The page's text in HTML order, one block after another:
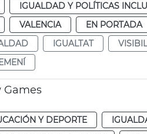
IGUALDAD Y POLÍTICAS
VALENCIA EN PORTADA
IGUALTAT
Games
Y DEPORTE